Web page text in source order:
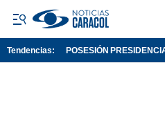
Tendencias: POSESIÓN